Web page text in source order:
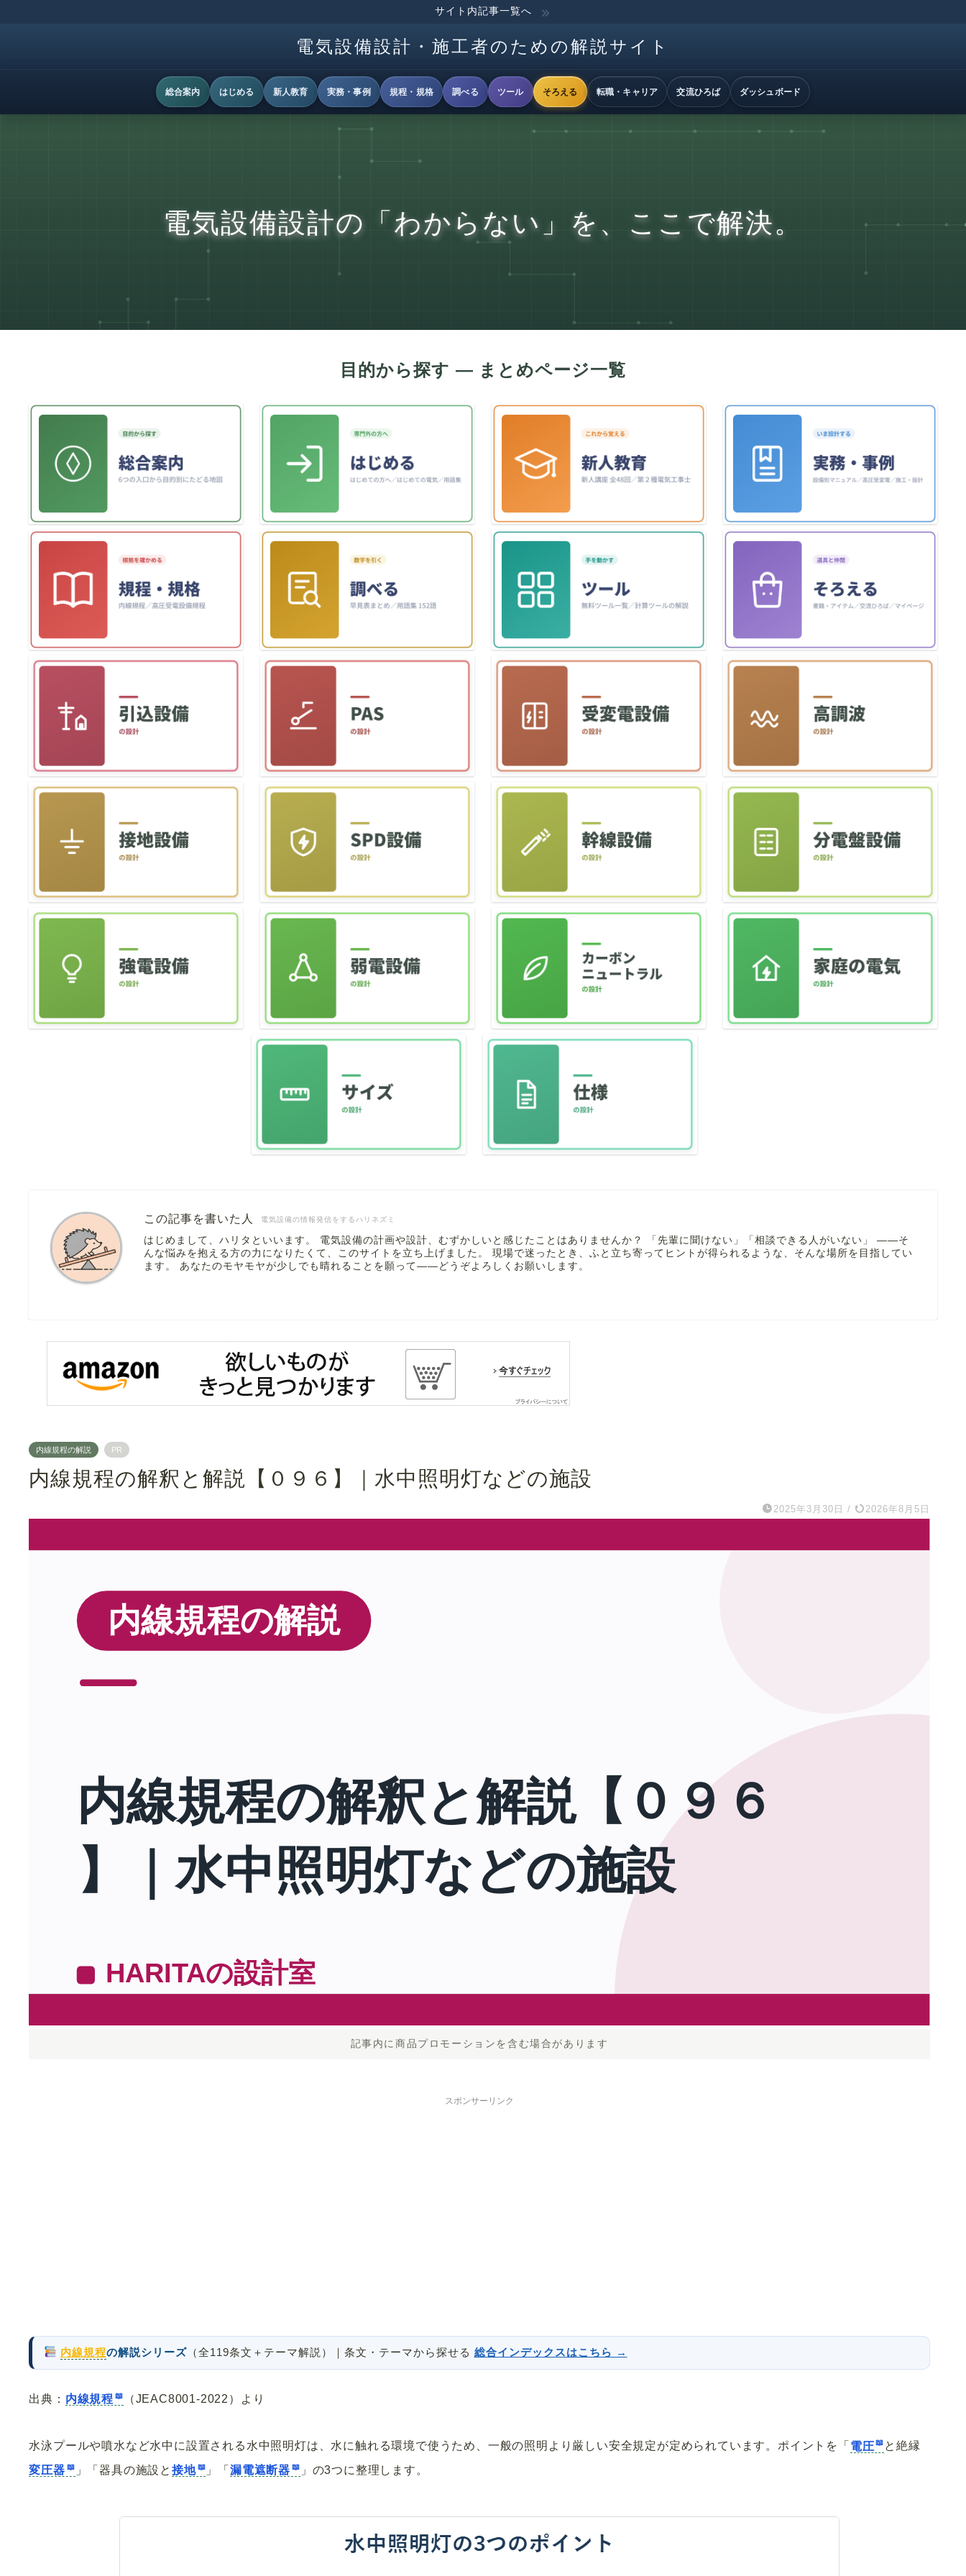
サイト内記事一覧へ
電気設備設計・施工者のための解説サイト
総合案内 はじめる 新人教育 実務・事例 規程・規格 調べる ツール そろえる 転職・キャリア 交流ひろば ダッシュボード
電気設備設計の「わからない」を、ここで解決。
電気設備の情報発信をするハリネズミ
この記事を書いた人
はじめまして、ハリタといいます。 電気設備の計画や設計、むずかしいと感じたことはありませんか？ 「先輩に聞けない」「相談できる人がいない」 ――そ
んな悩みを抱える方の力になりたくて、このサイトを立ち上げました。 現場で迷ったとき、ふと立ち寄ってヒントが得られるような、そんな場所を目指してい
ます。 あなたのモヤモヤが少しでも晴れることを願って――どうぞよろしくお願いします。
内線規程の解説 PR
内線規程の解釈と解説【０９６】｜水中照明灯などの施設
2025年3月30日 / 2026年8月5日
記事内に商品プロモーションを含む場合があります
スポンサーリンク
内線規程の解説シリーズ（全119条文＋テーマ解説）｜条文・テーマから探せる 総合インデックスはこちら →
出典： 内線規程 （JEAC8001-2022）より
水泳プールや噴水など水中に設置される水中照明灯は、水に触れる環境で使うため、一般の照明より厳しい安全規定が定められています。ポイントを「 電圧
と絶縁
変圧器
」「器具の施設と 接地 」「 漏電遮断器 」の3つに整理します。